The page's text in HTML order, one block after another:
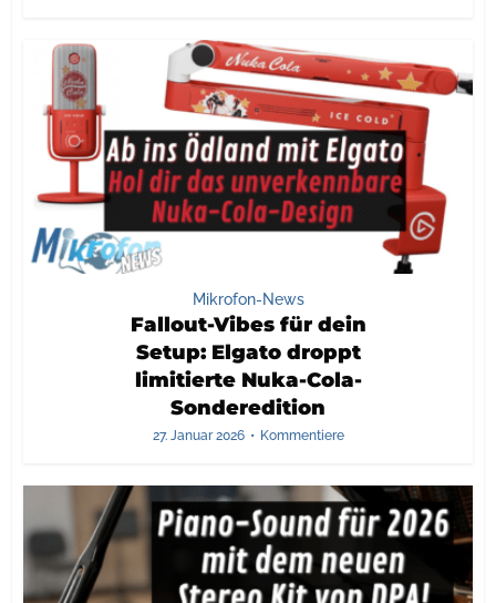
Mikrofon-News
Fallout-Vibes für dein
Setup: Elgato droppt
limitierte Nuka-Cola-
Sonderedition
27. Januar 2026 Kommentiere